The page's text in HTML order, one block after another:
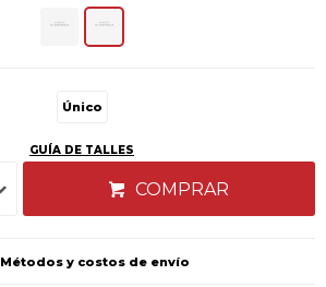
Único
GUÍA DE TALLES
COMPRAR
Métodos y costos de envío